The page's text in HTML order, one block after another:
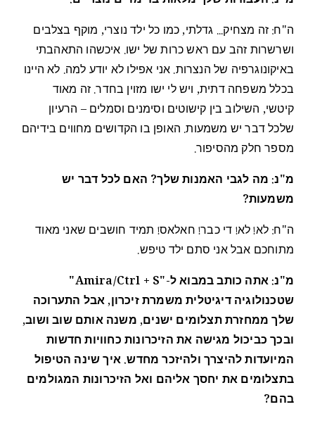
ה"ח: זה מצחיק... גדלתי, כמו כל ילד נוצרי, מוקף בצלבים
ושרשרות זהב עם ראש כרות של ישו. איכשהו התאהבתי
באיקונוגרפיה של הנצרות. אני אפילו לא יודע למה. לא היינו
בכלל משפחה דתית, ויש לי ישו מזוין בחדר. זה מאוד
קיטשי, השילוב בין קישוטים וסימנים וסמלים – הרעיון
שלכל דבר יש משמעות. האופן בו הקדושים מחווים בידיהם
מספר חלק מהסיפור.
מ"נ: מה לגבי האמנות שלך? האם לכל דבר יש
משמעות?
ה"ח: לא! לא! די כבר! חאלאס! תמיד חושבים שאני מאוד
מתוחכם אבל אני סתם ילד טיפש.
מ"נ: אתה כותב במבוא ל-"Amira/Ctrl + S"
שטכנולוגיה דיגיטלית משמרת זיכרון, אבל התערוכה
שלך ממחזרת תצלומים ישנים, משנה אותם שוב ושוב,
ובכך כביכול מגישה את הזיכרונות כחוויות חדשות
המיועדות להיצרך ולהיזכר מחדש. איך שינה הטיפול
בתצלומים את יחסך אליהם ואל הזיכרונות המגולמים
בהם?